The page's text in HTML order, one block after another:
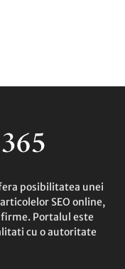
posibilitatea unei
SEO online,
Portalul este
cu o autoritate